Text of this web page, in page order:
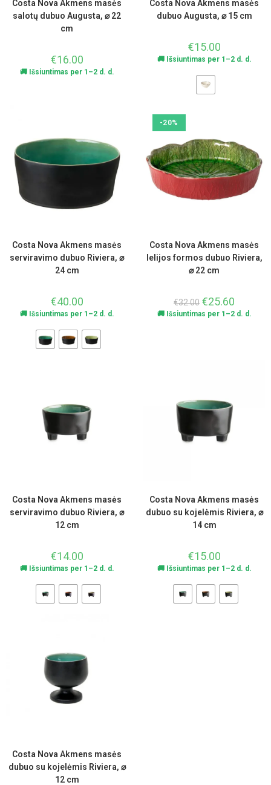
Costa Nova Akmens masės
salotų dubuo Augusta, ⌀ 22
cm
€16.00
🚚 Išsiuntimas per 1–2 d. d.
Costa Nova Akmens masės
dubuo Augusta, ⌀ 15 cm
€15.00
🚚 Išsiuntimas per 1–2 d. d.
Costa Nova Akmens masės
serviravimo dubuo Riviera, ⌀
24 cm
€40.00
🚚 Išsiuntimas per 1–2 d. d.
-20%
Costa Nova Akmens masės
lelijos formos dubuo Riviera,
⌀ 22 cm
€32.00 €25.60
🚚 Išsiuntimas per 1–2 d. d.
Costa Nova Akmens masės
serviravimo dubuo Riviera, ⌀
12 cm
€14.00
🚚 Išsiuntimas per 1–2 d. d.
Costa Nova Akmens masės
dubuo su kojelėmis Riviera, ⌀
14 cm
€15.00
🚚 Išsiuntimas per 1–2 d. d.
Costa Nova Akmens masės
dubuo su kojelėmis Riviera, ⌀
12 cm